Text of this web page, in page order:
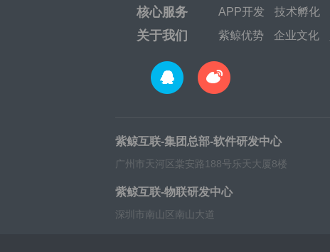
核心服务 APP开发 技术孵化
关于我们 紫鲸优势 企业文化
紫鲸互联-集团总部-软件研发中心
广州市天河区棠安路188号乐天大厦8楼
紫鲸互联-物联研发中心
深圳市南山区南山大道